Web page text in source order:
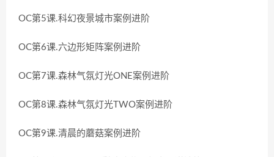
OC第5课.科幻夜景城市案例进阶
OC第6课.六边形矩阵案例进阶
OC第7课.森林气氛灯光ONE案例进阶
OC第8课.森林气氛灯光TWO案例进阶
OC第9课.清晨的蘑菇案例进阶